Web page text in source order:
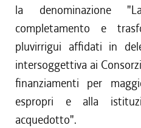
la denominazione
completamento e
pluvirrigui affidati in
intersoggettiva ai
finanziamenti per
espropri e alla
acquedotto".